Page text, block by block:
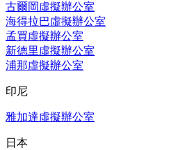
古爾岡虛擬辦公室
海得拉巴虛擬辦公室
孟買虛擬辦公室
新德里虛擬辦公室
浦那虛擬辦公室
印尼
雅加達虛擬辦公室
日本